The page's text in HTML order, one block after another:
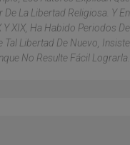
De La Libertad Religiosa. Y En
XIX, Ha Habido Periodos De
Tal Libertad De Nuevo, Insiste
No Resulte Fácil Lograrla.